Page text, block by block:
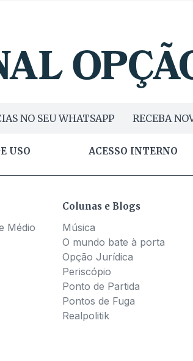
NO SEU WHATSAPP RECEBA
USO ACESSO INTERNO
Médio
Colunas e Blogs
Música
O mundo bate à porta
Opção Jurídica
Periscópio
Ponto de Partida
Pontos de Fuga
Realpolitik